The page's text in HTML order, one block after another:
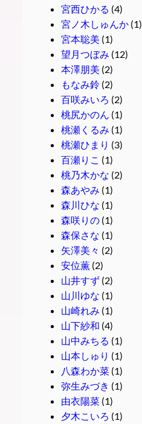
宮西ひかる (4)
宮ノ木しゅんか(1)
宮本聡美 (1)
望月つぼみ (12)
本澤朋美 (2)
もなみ鈴(2)
百咲みいろ (2)
桃尻かのん (1)
桃瀬くるみ (1)
桃瀬ひまり (3)
百瀬りこ (1)
桃乃木かな (2)
森あやみ (1)
森川ひな (1)
森咲りの(1)
森保さな (1)
矢澤美々 (2)
安位薫(2)
山井すず(2)
山川ゆな (1)
山崎れみ (1)
山下紗和 (4)
山中みちる (1)
山本しゅり (1)
八森わか菜(1)
弥生みづき (1)
由衣陽菜(1)
夕木こいろ (1)